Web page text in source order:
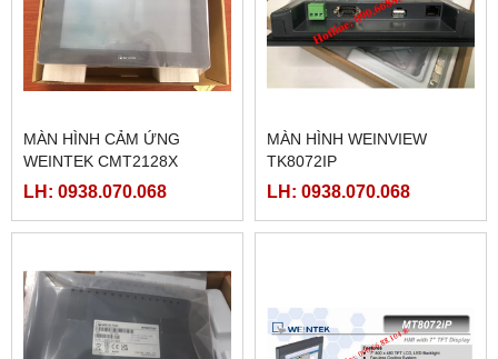
MÀN HÌNH CẢM ỨNG
WEINTEK CMT2128X
LH: 0938.070.068
MÀN HÌNH WEINVIEW
TK8072IP
LH: 0938.070.068